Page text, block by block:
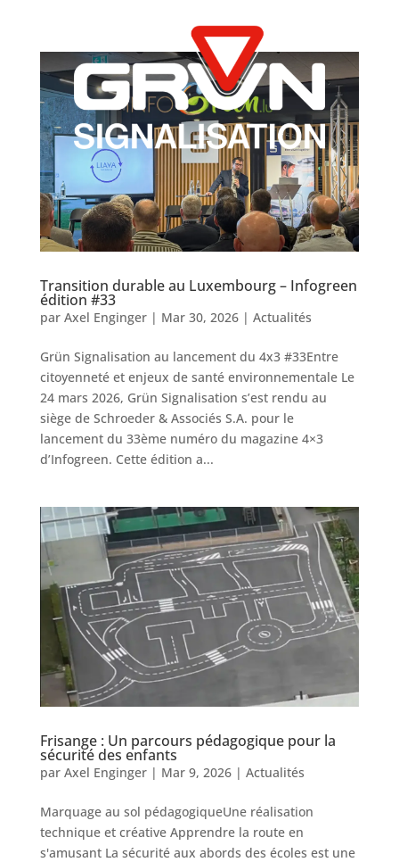
Transition durable au Luxembourg – Infogreen
édition #33
par Axel Enginger| Mar 30, 2026| Actualités
Grün Signalisation au lancement du 4x3 #33Entre
citoyenneté et enjeux de santé environnementale Le
24 mars 2026, Grün Signalisation s’est rendu au
siège de Schroeder & Associés S.A. pour le
lancement du 33ème numéro du magazine 4×3
d’Infogreen. Cette édition a...
Frisange : Un parcours pédagogique pour la
sécurité des enfants
par Axel Enginger| Mar 9, 2026| Actualités
Marquage au sol pédagogiqueUne réalisation
technique et créative Apprendre la route en
s'amusant La sécurité aux abords des écoles est une